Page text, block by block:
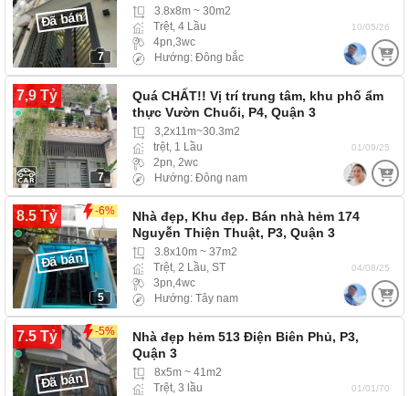
7
Đã bán
3.8x8m ~ 30m2
Trệt, 4 Lầu
4pn,3wc
Hướng: Đông bắc
10/05/26
7,9 Tỷ
7
Quá CHẤT!! Vị trí trung tâm, khu phố ẩm
thực Vườn Chuối, P4, Quận 3
3,2x11m~30.3m2
trệt, 1 Lầu
2pn, 2wc
Hướng: Đông nam
01/09/25
8.5 Tỷ -6%
5
Đã bán
Nhà đẹp, Khu đẹp. Bán nhà hẻm 174
Nguyễn Thiện Thuật, P3, Quận 3
3.8x10m ~ 37m2
Trệt, 2 Lầu, ST
3pn,4wc
Hướng: Tây nam
04/08/25
7.5 Tỷ -5%
Đã bán
Nhà đẹp hẻm 513 Điện Biên Phủ, P3,
Quận 3
8x5m ~ 41m2
Trệt, 3 lầu
01/01/70